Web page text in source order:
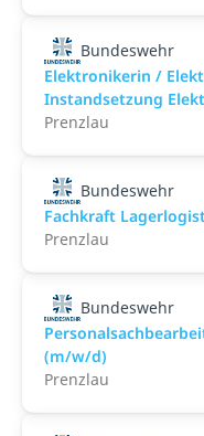
Bundeswehr
Elektronikerin /
Instandsetzung
Prenzlau
Bundeswehr
Fachkraft
Prenzlau
Bundeswehr
(m/w/d)
Prenzlau